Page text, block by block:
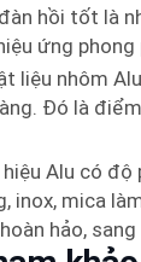
hồi tốt là
ứng
liệu nhôm
Đó là
Alu có
inox, mica
hoàn hảo,